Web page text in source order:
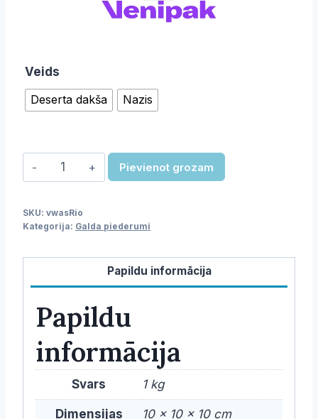
Veids
Deserta dakša
Nazis
Galda
piederumi
Rio
Pievienot grozam
SKU: vwasRio
Kategorija: Galda piederumi
Papildu informācija
Papildu
informācija
Svars 1 kg
Dimensijas 10 × 10 × 10 cm